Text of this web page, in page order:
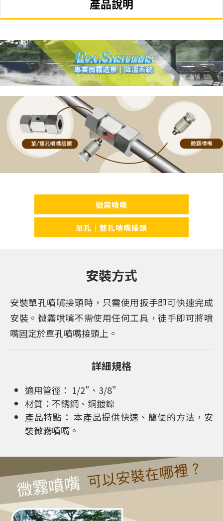
產品說明
微霧噴嘴
單孔｜雙孔噴嘴接頭
安裝方式
安裝單孔噴嘴接頭時，只需使用扳手即可快速完成
安裝。微霧噴嘴不需使用任何工具，徒手即可將噴
嘴固定於單孔噴嘴接頭上。
詳細規格
適用管徑： 1/2"、3/8"
材質：不銹鋼、銅鍍鎳
產品特點： 本產品提供快速、簡便的⽅法，安
裝微霧噴嘴。